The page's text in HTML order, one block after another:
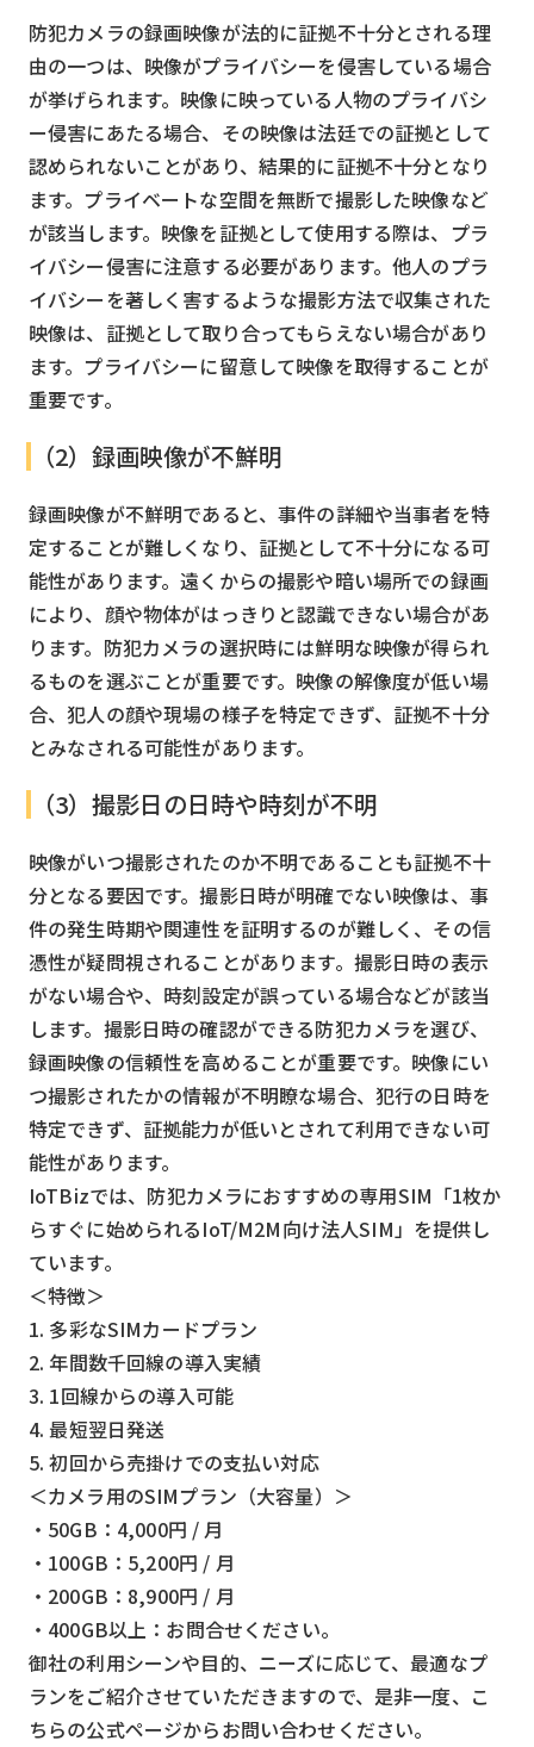
防犯カメラの録画映像が法的に証拠不十分とされる理
由の一つは、映像がプライバシーを侵害している場合
が挙げられます。映像に映っている人物のプライバシ
ー侵害にあたる場合、その映像は法廷での証拠として
認められないことがあり、結果的に証拠不十分となり
ます。プライベートな空間を無断で撮影した映像など
が該当します。映像を証拠として使用する際は、プラ
イバシー侵害に注意する必要があります。他人のプラ
イバシーを著しく害するような撮影方法で収集された
映像は、証拠として取り合ってもらえない場合があり
ます。プライバシーに留意して映像を取得することが
重要です。
（2）録画映像が不鮮明
録画映像が不鮮明であると、事件の詳細や当事者を特
定することが難しくなり、証拠として不十分になる可
能性があります。遠くからの撮影や暗い場所での録画
により、顔や物体がはっきりと認識できない場合があ
ります。防犯カメラの選択時には鮮明な映像が得られ
るものを選ぶことが重要です。映像の解像度が低い場
合、犯人の顔や現場の様子を特定できず、証拠不十分
とみなされる可能性があります。
（3）撮影日の日時や時刻が不明
映像がいつ撮影されたのか不明であることも証拠不十
分となる要因です。撮影日時が明確でない映像は、事
件の発生時期や関連性を証明するのが難しく、その信
憑性が疑問視されることがあります。撮影日時の表示
がない場合や、時刻設定が誤っている場合などが該当
します。撮影日時の確認ができる防犯カメラを選び、
録画映像の信頼性を高めることが重要です。映像にい
つ撮影されたかの情報が不明瞭な場合、犯行の日時を
特定できず、証拠能力が低いとされて利用できない可
能性があります。
IoTBizでは、防犯カメラにおすすめの専用SIM「1枚か
らすぐに始められるIoT/M2M向け法人SIM」を提供し
ています。
＜特徴＞
1. 多彩なSIMカードプラン
2. 年間数千回線の導入実績
3. 1回線からの導入可能
4. 最短翌日発送
5. 初回から売掛けでの支払い対応
＜カメラ用のSIMプラン（大容量）＞
・50GB：4,000円 / 月
・100GB：5,200円 / 月
・200GB：8,900円 / 月
・400GB以上：お問合せください。
御社の利用シーンや目的、ニーズに応じて、最適なプ
ランをご紹介させていただきますので、是非一度、こ
ちらの公式ページからお問い合わせください。